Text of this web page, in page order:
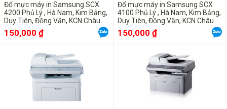
Đổ mực máy in Samsung SCX
4200 Phủ Lý , Hà Nam, Kim Bảng,
Duy Tiên, Đồng Văn, KCN Châu
Sơn, Bình Lục , Lý Nhân
150,000 ₫
Đổ mực máy in Samsung SCX
4100 Phủ Lý , Hà Nam, Kim Bảng,
Duy Tiên, Đồng Văn, KCN Châu
Sơn, Bình Lục , Lý Nhân
150,000 ₫